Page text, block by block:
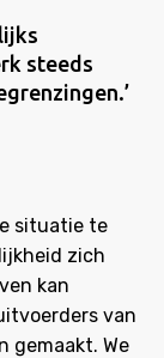
steeds
situatie te
zich
kan
van
gemaakt. We